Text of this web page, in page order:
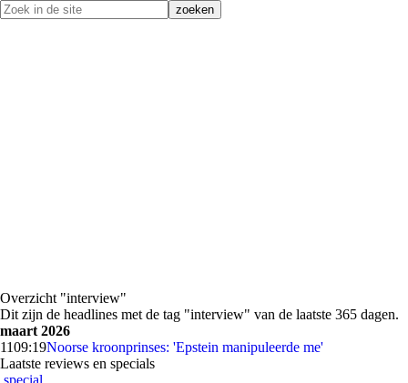
Overzicht "interview"
Dit zijn de headlines met de tag "interview" van de laatste 365 dagen.
maart 2026
1109:19Noorse kroonprinses: 'Epstein manipuleerde me'
Laatste reviews en specials
special